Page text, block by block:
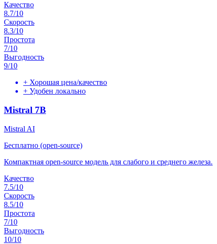
Качество
8.7/10
Скорость
8.3/10
Простота
7/10
Выгодность
9/10
+ Хорошая цена/качество
+ Удобен локально
Mistral 7B
Mistral AI
Бесплатно (open-source)
Компактная open-source модель для слабого и среднего железа.
Качество
7.5/10
Скорость
8.5/10
Простота
7/10
Выгодность
10/10